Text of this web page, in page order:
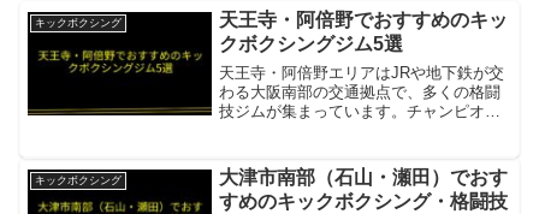
キックボクシング
天王寺・阿倍野でおすすめのキッ
クボクシングジム5選
天王寺・阿倍野エリアはJRや地下鉄が交
わる大阪南部の交通拠点で、多くの格闘
技ジムが集まっています。チャンピオン
豊富です。リフィナス天王寺阿倍野筋沿
い好立地項目内容所在地...
キックボクシング
大津市南部（石山・瀬田）でおす
すめのキックボクシング・格闘技